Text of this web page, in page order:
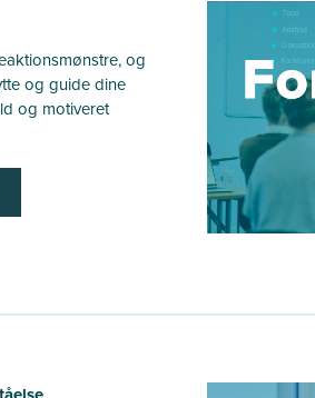
og
og guide dine
og motiveret